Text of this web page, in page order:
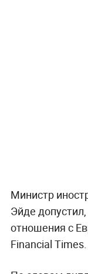
Министр
Эйде
отношения с
Financial Times.